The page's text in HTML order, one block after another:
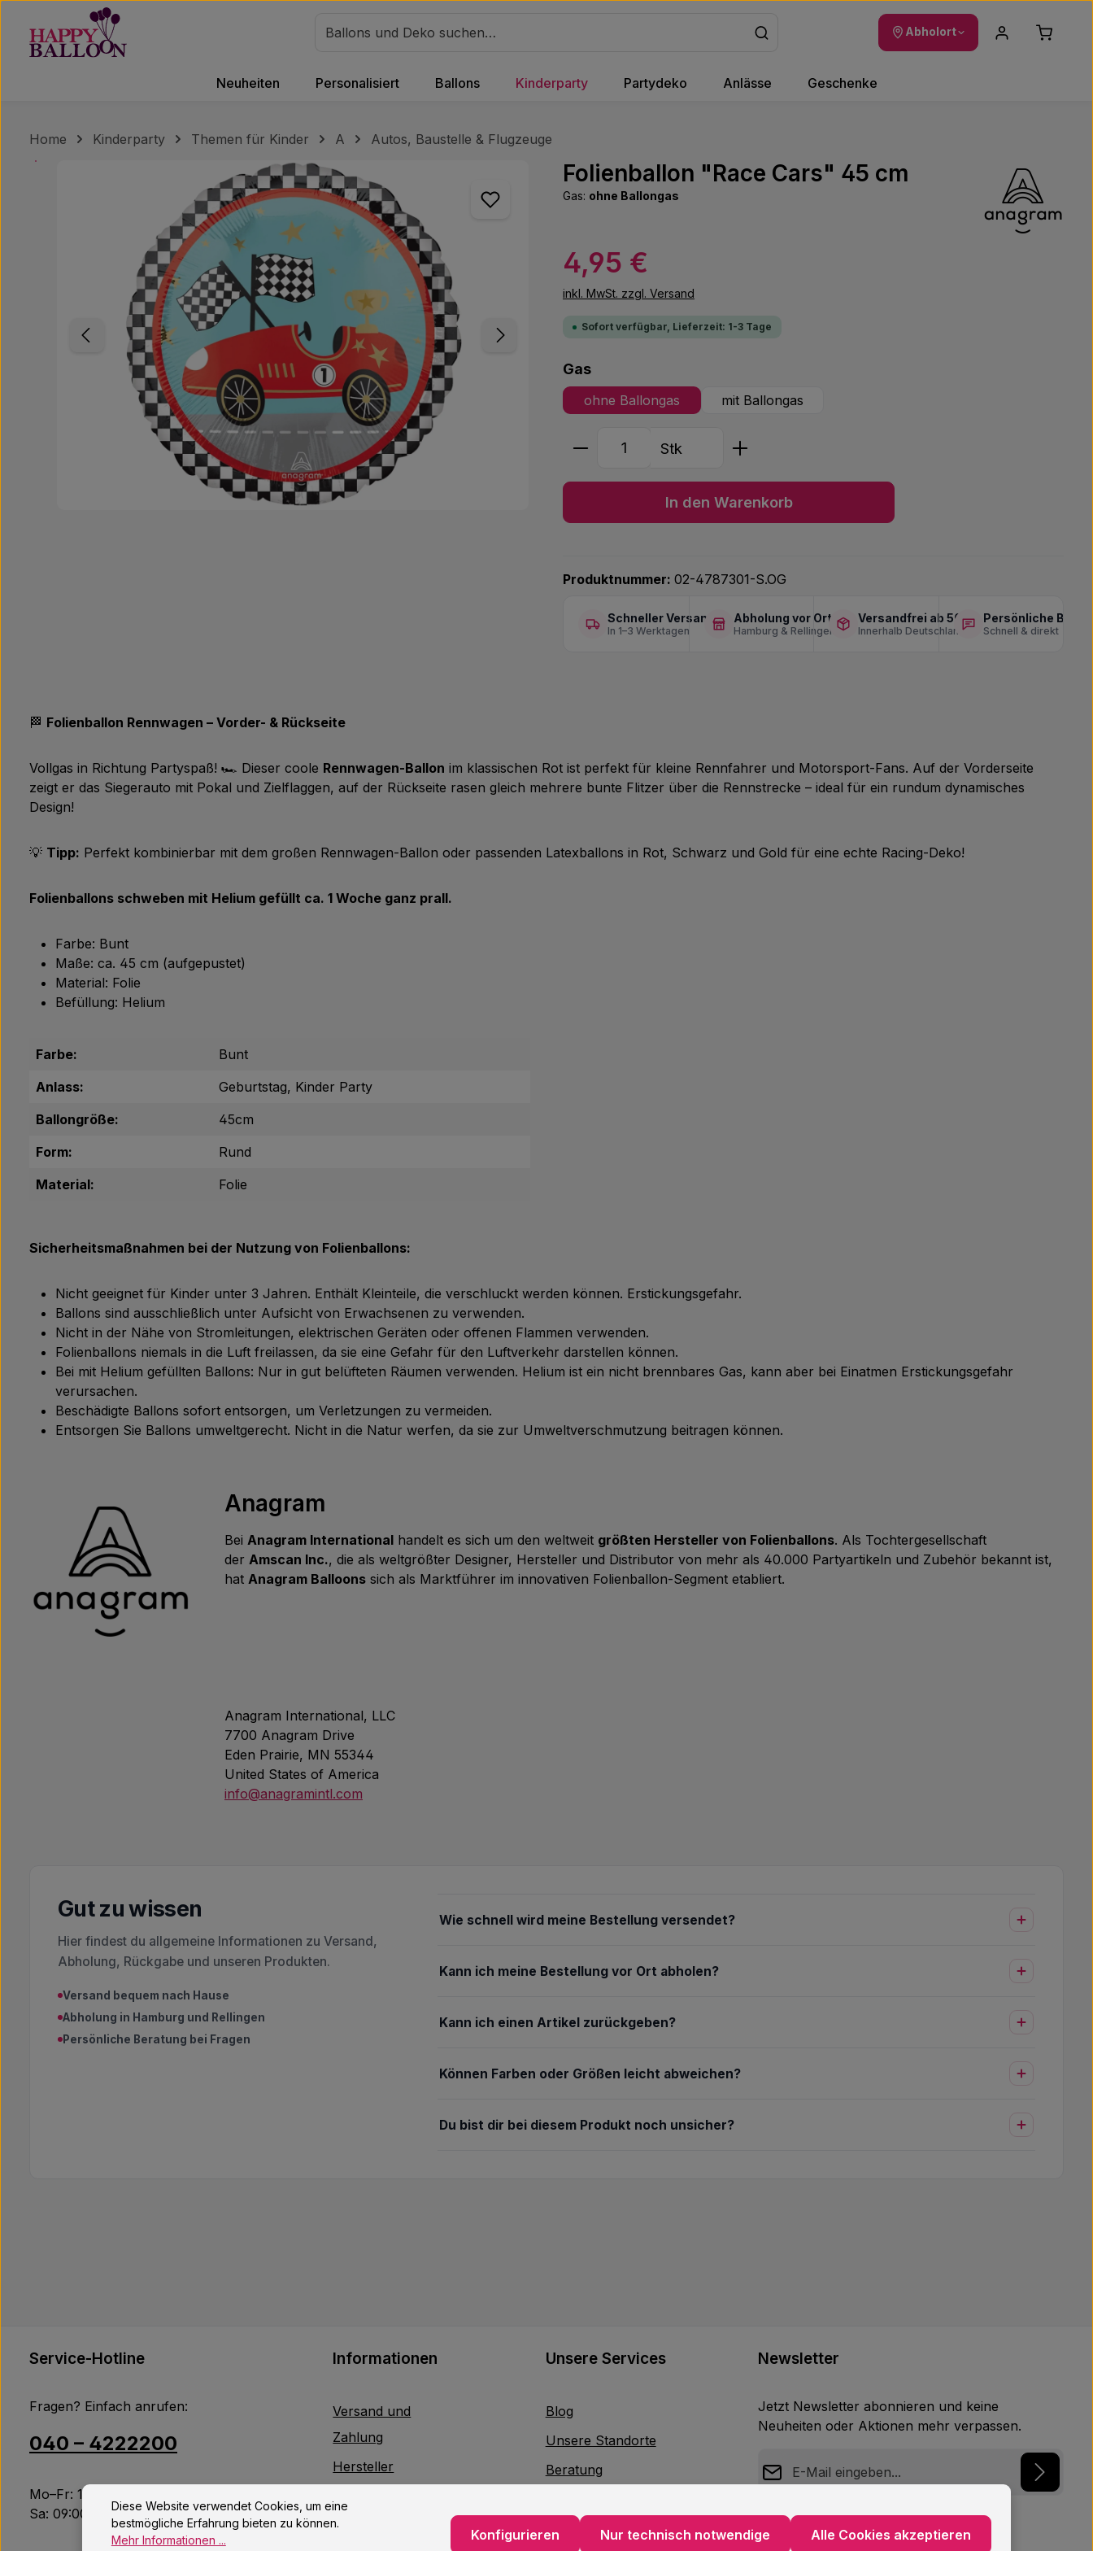
Hauptinhalt springen
Zur Suche springen
Zur Hauptnavigation springen
Abholort
Neuheiten Personalisiert Ballons Kinderparty Partydeko Anlässe Geschenke
Home Kinderparty Themen für Kinder A
Autos, Baustelle & Flugzeuge
Folienballon "Race Cars" 45 cm
Gas: ohne Ballongas
Regulärer Preis:
4,95 €
inkl. MwSt. zzgl. Versand
Sofort verfügbar, Lieferzeit: 1-3 Tage
Gasauswählen
ohne Ballongas mit Ballongas
Produkt Anzahl: Gib den gewünschten Wert ein oder
Stk
In den Warenkorb
Produktnummer: 02-4787301-S.OG
Schneller Versand
In 1–3 Werktagen
Abholung vor Ort
Hamburg & Rellingen
Versandfrei ab 50 €
Innerhalb Deutschlands
Persönliche
Schnell & direkt
🏁 Folienballon Rennwagen – Vorder- & Rückseite
Vollgas in Richtung Partyspaß! 🏎️ Dieser coole Rennwagen-Ballon im klassischen Rot ist perfekt für kleine Rennfahrer und Motorsport-Fans. Auf der Vorderseite
zeigt er das Siegerauto mit Pokal und Zielflaggen, auf der Rückseite rasen gleich mehrere bunte Flitzer über die Rennstrecke – ideal für ein rundum dynamisches
Design!
💡 Tipp: Perfekt kombinierbar mit dem großen Rennwagen-Ballon oder passenden Latexballons in Rot, Schwarz und Gold für eine echte Racing-Deko!
Folienballons schweben mit Helium gefüllt ca. 1 Woche ganz prall.
Farbe: Bunt
Maße: ca. 45 cm (aufgepustet)
Material: Folie
Befüllung: Helium
Farbe:
Bunt
Anlass:
Geburtstag, Kinder Party
Ballongröße:
45cm
Form:
Rund
Material:
Folie
Sicherheitsmaßnahmen bei der Nutzung von Folienballons:
Nicht geeignet für Kinder unter 3 Jahren. Enthält Kleinteile, die verschluckt werden können. Erstickungsgefahr.
Ballons sind ausschließlich unter Aufsicht von Erwachsenen zu verwenden.
Nicht in der Nähe von Stromleitungen, elektrischen Geräten oder offenen Flammen verwenden.
Folienballons niemals in die Luft freilassen, da sie eine Gefahr für den Luftverkehr darstellen können.
Bei mit Helium gefüllten Ballons: Nur in gut belüfteten Räumen verwenden. Helium ist ein nicht brennbares Gas, kann aber bei Einatmen Erstickungsgefahr
verursachen.
Beschädigte Ballons sofort entsorgen, um Verletzungen zu vermeiden.
Entsorgen Sie Ballons umweltgerecht. Nicht in die Natur werfen, da sie zur Umweltverschmutzung beitragen können.
Anagram
Bei Anagram International handelt es sich um den weltweit größten Hersteller von Folienballons. Als Tochtergesellschaft
der Amscan Inc., die als weltgrößter Designer, Hersteller und Distributor von mehr als 40.000 Partyartikeln und Zubehör bekannt ist,
hat Anagram Balloons sich als Marktführer im innovativen Folienballon-Segment etabliert.
Anagram International, LLC
7700 Anagram Drive
Eden Prairie, MN 55344
United States of America
info@anagramintl.com
Gut zu wissen
Hier findest du allgemeine Informationen zu Versand,
Abholung, Rückgabe und unseren Produkten.
Versand bequem nach Hause
Abholung in Hamburg und Rellingen
Persönliche Beratung bei Fragen
Wie schnell wird meine Bestellung versendet?
Kann ich meine Bestellung vor Ort abholen?
Kann ich einen Artikel zurückgeben?
Können Farben oder Größen leicht abweichen?
Du bist dir bei diesem Produkt noch unsicher?
Service-Hotline
Fragen? Einfach anrufen:
040 – 4222200
Mo–Fr: 10:00 – 18:00 Uhr
Sa: 09:00 – 14:00 Uhr
Informationen
Versand und
Zahlung
Hersteller
Kontakt
Unsere Services
Blog
Unsere Standorte
Beratung
Verpackungsservice
Newsletter
Jetzt Newsletter abonnieren und keine
Neuheiten oder Aktionen mehr verpassen.
Datenschutz
Ich habe dieDatenschutzbestimmungen
Diese Website verwendet Cookies, um eine
bestmögliche Erfahrung bieten zu können.
Mehr Informationen ...
Nur technisch notwendige
Konfigurieren Alle Cookies akzeptieren